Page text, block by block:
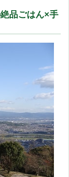
品ごはん×手